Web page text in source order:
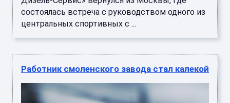
состоялась встреча с руководством одного из
центральных спортивных с ...
Работник смоленского завода стал калекой